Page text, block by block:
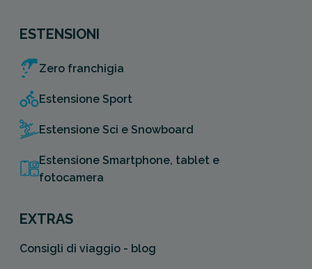
ESTENSIONI
Zero franchigia
Estensione Sport
Estensione Sci e Snowboard
Estensione Smartphone, tablet e
fotocamera
EXTRAS
Consigli di viaggio - blog